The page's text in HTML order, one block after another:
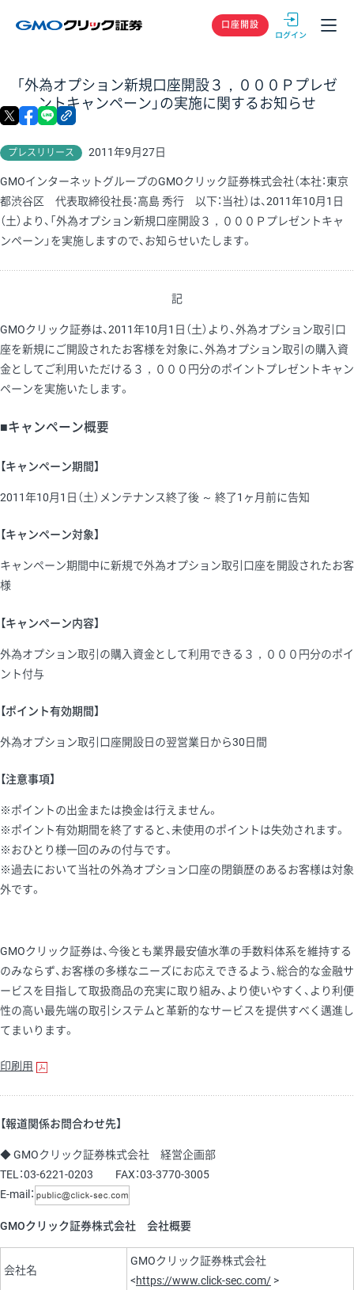
GMOクリック
口座開設
「外為オプション新規口座開設３，０００Ｐプレゼ
ントキャンペーン」の実施に関するお知らせ
プレスリリース 2011年9月27日
X facebook
GMOインターネットグループのGMOクリック証券株式会社（本社：東京
都渋谷区 代表取締役社長：高島 秀行 以下：当社）は、2011年10月1日
（土）より、「外為オプション新規口座開設３，０００Ｐプレゼントキャ
ンペーン」を実施しますので、お知らせいたします。
記
GMOクリック証券は、2011年10月1日（土）より、外為オプション取引口
座を新規にご開設されたお客様を対象に、外為オプション取引の購入資
金としてご利用いただける３，０００円分のポイントプレゼントキャン
ペーンを実施いたします。
■キャンペーン概要
【キャンペーン期間】
2011年10月1日（土）メンテナンス終了後 ～ 終了1ヶ月前に告知
【キャンペーン対象】
キャンペーン期間中に新規で外為オプション取引口座を開設されたお客
様
【キャンペーン内容】
外為オプション取引の購入資金として利用できる３，０００円分のポイ
ント付与
【ポイント有効期間】
外為オプション取引口座開設日の翌営業日から30日間
【注意事項】
※ポイントの出金または換金は行えません。
※ポイント有効期間を終了すると、未使用のポイントは失効されます。
※おひとり様一回のみの付与です。
※過去において当社の外為オプション口座の閉鎖歴のあるお客様は対象
外です。
GMOクリック証券は、今後とも業界最安値水準の手数料体系を維持する
のみならず、お客様の多様なニーズにお応えできるよう、総合的な金融サ
ービスを目指して取扱商品の充実に取り組み、より使いやすく、より利便
性の高い最先端の取引システムと革新的なサービスを提供すべく邁進し
てまいります。
印刷用
【報道関係お問合わせ先】
◆ GMOクリック証券株式会社 経営企画部
TEL：03-6221-0203 FAX：03-3770-3005
E-mail：
GMOクリック証券株式会社 会社概要
会社名
GMOクリック証券株式会社
<https://www.click-sec.com/ >